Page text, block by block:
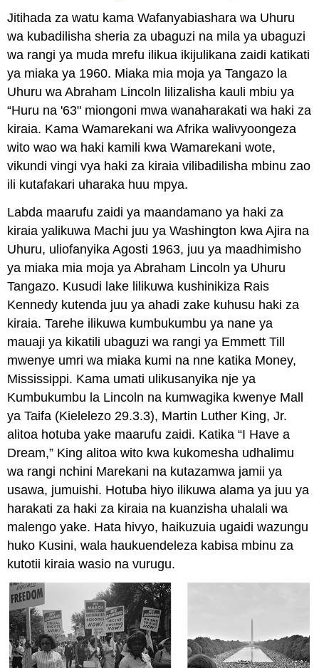
Jitihada za watu kama Wafanyabiashara wa Uhuru
wa kubadilisha sheria za ubaguzi na mila ya ubaguzi
wa rangi ya muda mrefu ilikua ikijulikana zaidi katikati
ya miaka ya 1960. Miaka mia moja ya Tangazo la
Uhuru wa Abraham Lincoln lilizalisha kauli mbiu ya
“Huru na '63" miongoni mwa wanaharakati wa haki za
kiraia. Kama Wamarekani wa Afrika walivyoongeza
wito wao wa haki kamili kwa Wamarekani wote,
vikundi vingi vya haki za kiraia vilibadilisha mbinu zao
ili kutafakari uharaka huu mpya.
Labda maarufu zaidi ya maandamano ya haki za
kiraia yalikuwa Machi juu ya Washington kwa Ajira na
Uhuru, uliofanyika Agosti 1963, juu ya maadhimisho
ya miaka mia moja ya Abraham Lincoln ya Uhuru
Tangazo. Kusudi lake lilikuwa kushinikiza Rais
Kennedy kutenda juu ya ahadi zake kuhusu haki za
kiraia. Tarehe ilikuwa kumbukumbu ya nane ya
mauaji ya kikatili ubaguzi wa rangi ya Emmett Till
mwenye umri wa miaka kumi na nne katika Money,
Mississippi. Kama umati ulikusanyika nje ya
Kumbukumbu la Lincoln na kumwagika kwenye Mall
ya Taifa (Kielelezo 29.3.3), Martin Luther King, Jr.
alitoa hotuba yake maarufu zaidi. Katika “I Have a
Dream,” King alitoa wito kwa kukomesha udhalimu
wa rangi nchini Marekani na kutazamwa jamii ya
usawa, jumuishi. Hotuba hiyo ilikuwa alama ya juu ya
harakati za haki za kiraia na kuanzisha uhalali wa
malengo yake. Hata hivyo, haikuzuia ugaidi wazungu
huko Kusini, wala haukuendeleza kabisa mbinu za
kutotii kiraia wasio na vurugu.